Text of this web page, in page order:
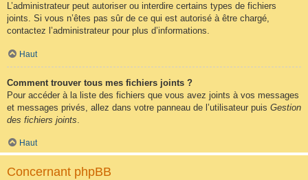
L’administrateur peut autoriser ou interdire certains types de fichiers
joints. Si vous n’êtes pas sûr de ce qui est autorisé à être chargé,
contactez l’administrateur pour plus d’informations.
Haut
Comment trouver tous mes fichiers joints ?
Pour accéder à la liste des fichiers que vous avez joints à vos messages
et messages privés, allez dans votre panneau de l’utilisateur puis Gestion
des fichiers joints
Haut
Concernant phpBB